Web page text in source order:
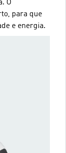
O
para que
e energia.